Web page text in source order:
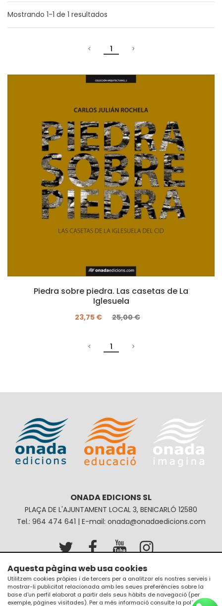
Mostrando 1-1 de 1 resultados
1
Piedra sobre piedra. Las casetas de La
Iglesuela
23,75 € 25,00 €
1
ONADA EDICIONS SL
PLAÇA DE L'AJUNTAMENT LOCAL 3, BENICARLÓ 12580
Tel.: 964 474 641 | E-mail: onada@onadaedicions.com
Avís legal
Política de privacitat
Política de galetes
Condicions de compra
Aquesta pàgina web usa cookies
Utilitzem cookies pròpies i de tercers per a analitzar els nostres serveis i
mostrar-li publicitat relacionada amb les seues preferències sobre la
base d'un perfil elaborat a partir dels seus hàbits de navegació (per
exemple, pàgines visitades). Per a més informació consulte la política de